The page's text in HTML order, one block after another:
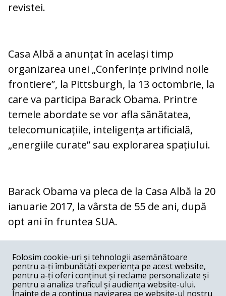
revistei.
Casa Albă a anunțat în același timp
organizarea unei „Conferințe privind noile
frontiere”, la Pittsburgh, la 13 octombrie, la
care va participa Barack Obama. Printre
temele abordate se vor afla sănătatea,
telecomunicațiile, inteligența artificială,
„energiile curate” sau explorarea spațiului.
Barack Obama va pleca de la Casa Albă la 20
ianuarie 2017, la vârsta de 55 de ani, după
opt ani în fruntea SUA.
COMENTARII
Nume
Folosim cookie-uri și tehnologii asemănătoare
pentru a-ți îmbunătăți experiența pe acest website,
pentru a-ți oferi conținut și reclame personalizate și
pentru a analiza traficul și audiența website-ului.
Înainte de a continua navigarea pe website-ul nostru